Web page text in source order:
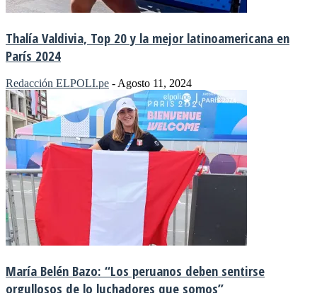
Thalía Valdivia, Top 20 y la mejor latinoamericana en
París 2024
Redacción ELPOLI.pe - Agosto 11, 2024
María Belén Bazo: “Los peruanos deben sentirse
orgullosos de lo luchadores que somos”